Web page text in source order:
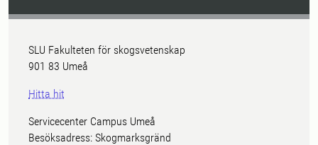
SLU Fakulteten för skogsvetenskap
901 83 Umeå
Hitta hit
Servicecenter Campus Umeå
Besöksadress: Skogmarksgränd